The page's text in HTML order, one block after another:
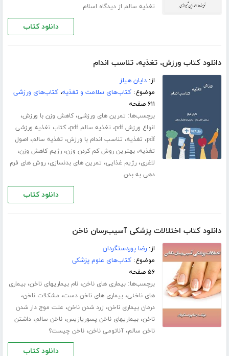
تغذیه سالم از دیدگاه اسلام
دانلود کتاب
دانلود کتاب ورزش، تغذیه، تناسب اندام
از:دایان هیلز
موضوع:کتاب‌های سلامت و تغذیه،کتاب‌های ورزشی
۶۱۱ صفحه
برچسب‌ها: تمرین های ورزشی،کاهش وزن با ورزش،
انواع ورزش pdf ، تغذیه سالم pdf ،کتاب تغذیه ورزشی
pdf، تغذیه، تناسب اندام با ورزش، تغذیه سالم، اصول
تغذیه،بهترین روش کم کردن وزن،رژیم کاهش وزن،
لاغری،رژیم غذایی، تمرین های بدنسازی،روش های فرم
دهی به بدن
دانلود کتاب
دانلود کتاب اختلالات پزشکی آسیب‌رسان ناخن
از:رضا پوردستگردان
موضوع:کتاب‌های علوم پزشکی
۵۶ صفحه
برچسب‌ها:بیماری های ناخن،نام بیماریهای ناخن،بیماری
های ناخنی،بیماری های ناخن دست، مشکلات ناخن،
درمان بیماری ناخن، زرد شدن ناخن، علت موج دار شدن
ناخن،بیماریهای ناخن پسوریازیس،ناخن سالم،داشتن
ناخن سالم،آناتومی ناخن،ناخن چیست؟
دانلود کتاب